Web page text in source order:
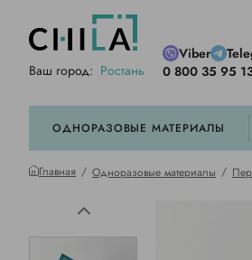
Ваш город: Ростань
Viber
0 800 35 95
ОДНОРАЗОВЫЕ МАТЕРИАЛЫ
Главная Одноразовые материалы